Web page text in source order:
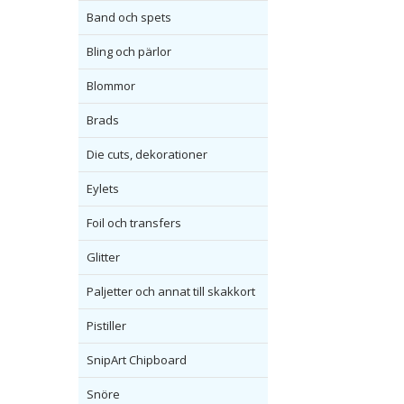
Band och spets
Bling och pärlor
Blommor
Brads
Die cuts, dekorationer
Eylets
Foil och transfers
Glitter
Paljetter och annat till skakkort
Pistiller
SnipArt Chipboard
Snöre